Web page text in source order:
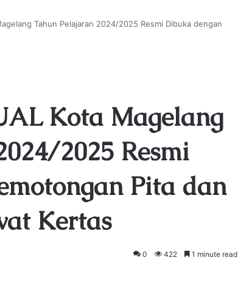
Tahun Pelajaran 2024/2025 Resmi Dibuka dengan
Kota Magelang
2025 Resmi
Pita dan
Kertas
0 422 1 minute read